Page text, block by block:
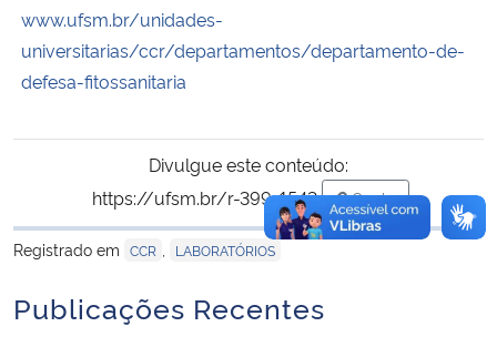
www.ufsm.br/unidades-
universitarias/ccr/departamentos/departamento-de-
defesa-fitossanitaria
Divulgue este conteúdo:
https://ufsm.br/r-399-1543
Copiar
para área de
Registrado em CCR LABORATÓRIOS
Publicações Recentes